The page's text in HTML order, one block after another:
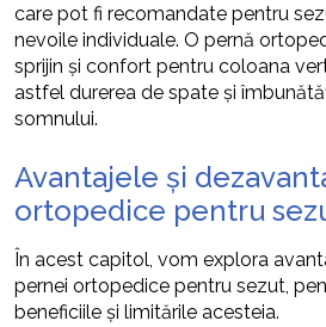
care pot fi recomandate pentru
nevoile individuale. O pernă
sprijin și confort pentru coloana
astfel durerea de spate și
somnului.
Avantajele și
ortopedice pentru
În acest capitol, vom explora
pernei ortopedice pentru sezut,
beneficiile și limitările acesteia.